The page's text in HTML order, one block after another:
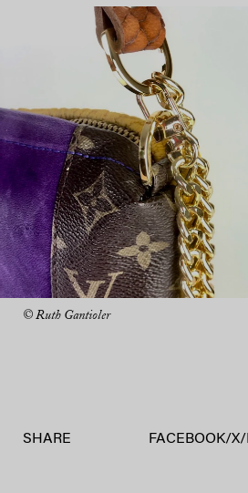
© Ruth Gantioler
SHARE FACEBOOK/X/